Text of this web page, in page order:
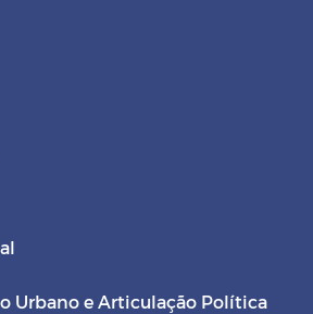
Urbano e Articulação Política